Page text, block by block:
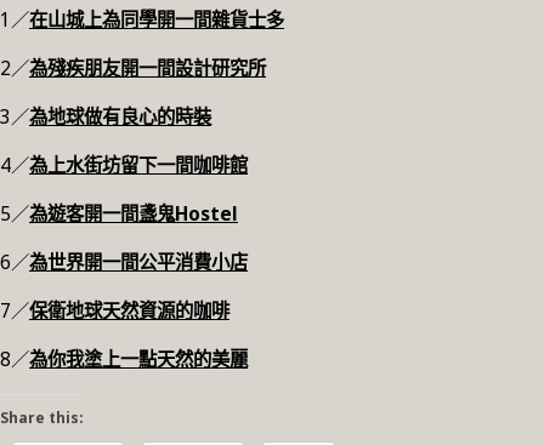
1／在山城上為同學開一間雜貨士多
2／為殘疾朋友開一間設計研究所
3／為地球做有良心的時裝
4／為上水街坊留下一間咖啡館
5／為遊客開一間盞鬼Hostel
6／為世界開一間公平消費小店
7／保衛地球天然資源的咖啡
8／為你我塗上一點天然的美麗
Share this: